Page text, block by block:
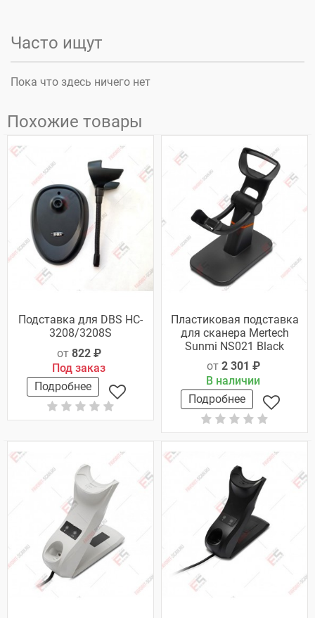
Часто ищут
Пока что здесь ничего нет
Похожие товары
Подставка для DBS HC-
3208/3208S
от 822 ₽
Под заказ
Подробнее
Пластиковая подставка
для сканера Mertech
Sunmi NS021 Black
от 2 301 ₽
В наличии
Подробнее